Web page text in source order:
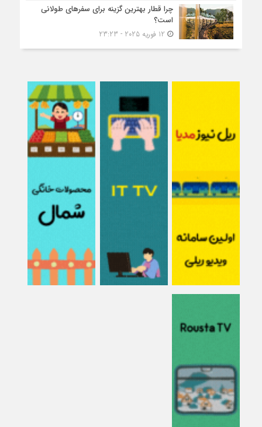
چرا قطار بهترین گزینه برای سفرهای طولانی
است؟